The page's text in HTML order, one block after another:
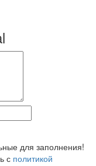
для заполнения!
с политикой